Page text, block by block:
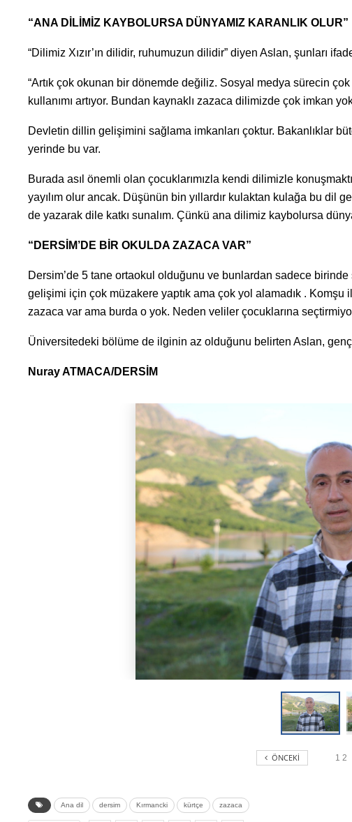
“ANA DİLİMİZ KAYBOLURSA DÜNYAMIZ KARANLIK OLUR”
“Dilimiz Xızır’ın dilidir, ruhumuzun dilidir” diyen Aslan, şunları
“Artık çok okunan bir dönemde değiliz. Sosyal medya sürecin
kullanımı artıyor. Bundan kaynaklı zazaca dilimizde çok imkan
Devletin dillin gelişimini sağlama imkanları çoktur. Bakanlıklar
yerinde bu var.
Burada asıl önemli olan çocuklarımızla kendi dilimizle
yayılım olur ancak. Düşünün bin yıllardır kulaktan kulağa bu dil
de yazarak dile katkı sunalım. Çünkü ana dilimiz kaybolursa
“DERSİM’DE BİR OKULDA ZAZACA VAR”
Dersim’de 5 tane ortaokul olduğunu ve bunlardan sadece
gelişimi için çok müzakere yaptık ama çok yol alamadık .
zazaca var ama burda o yok. Neden veliler çocuklarına
Üniversitedeki bölüme de ilginin az olduğunu belirten Aslan,
Nuray ATMACA/DERSİM
ÖNCEKI 1 2
Ana dil dersim Kırmancki kürtçe zazaca